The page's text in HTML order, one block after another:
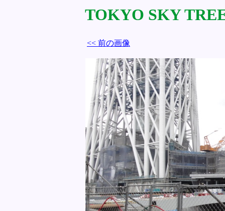
TOKYO SKY
<< 前の画像